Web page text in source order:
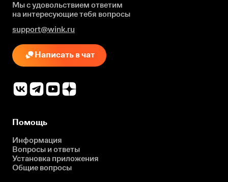
Мы с удовольствием ответим
на интересующиетебя вопросы
support@wink.ru
Написать в чат
Помощь
Информация
Вопросы и ответы
Установка приложения
Общие вопросы